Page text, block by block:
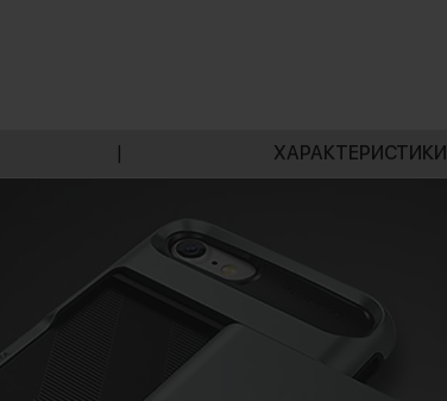
| ХАРАКТЕРИСТИКИ